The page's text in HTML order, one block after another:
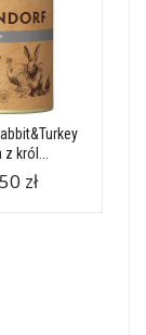
król...
zł